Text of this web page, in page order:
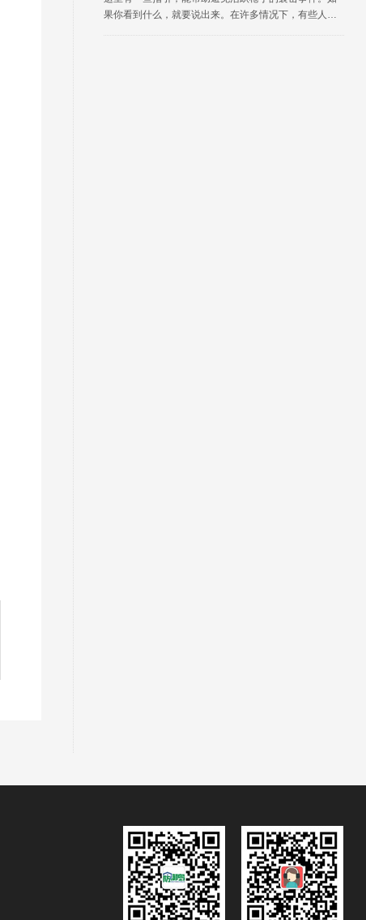
果你看到什么，就要说出来。在许多情况下，有些人已